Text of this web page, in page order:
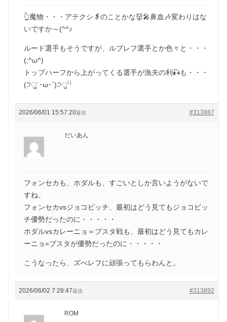
👆魔物・・・アテクシ👵のことかな👹🎤鼻血🎶変わりはな
いですか～(^^♪
ルード選手もそうですが、ルブレフ選手とか色々と・・・
(;^ω^)
トップハーフから上がってくる選手が漁夫の利🎣も・・・
(੭ु´･ω･`)੭ु⁾⁾
2026/06/01 15:57:20 #313887
返信
だいあん
フォンセカも、ホダルも、すごいとしか言いようがないで
すね。
フォンセカvsジョコビッチ、最初はどう見てもジョコビッ
チ優勢だったのに・・・・・
ホダルvsカレーニョ＝ブスタ戦も、最初はどう見てもカレ
ーニョ=ブスタが優勢だったのに・・・・・
こうなったら、ズべレフに頑張ってもらわんと。
2026/06/02 7:28:47 #313892
返信
ROM